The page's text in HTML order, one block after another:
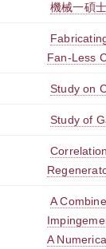
機械一碩
Fan-Less
Study on
Study of
A
A